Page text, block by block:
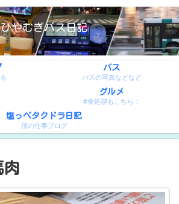
ひやむぎバス日記
バス
バスの写真などなど
グルメ
#食処禊もこちら！
塩っぺタクドラ日記
僕の仕事ブログ